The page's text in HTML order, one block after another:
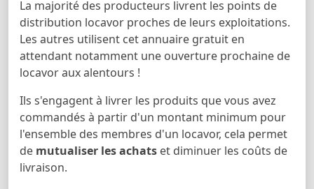
La majorité des producteurs livrent les points de
distribution locavor proches de leurs exploitations.
Les autres utilisent cet annuaire gratuit en
attendant notamment une ouverture prochaine de
locavor aux alentours !
Ils s'engagent à livrer les produits que vous avez
commandés à partir d'un montant minimum pour
l'ensemble des membres d'un locavor, cela permet
de mutualiser les achats et diminuer les coûts de
livraison.